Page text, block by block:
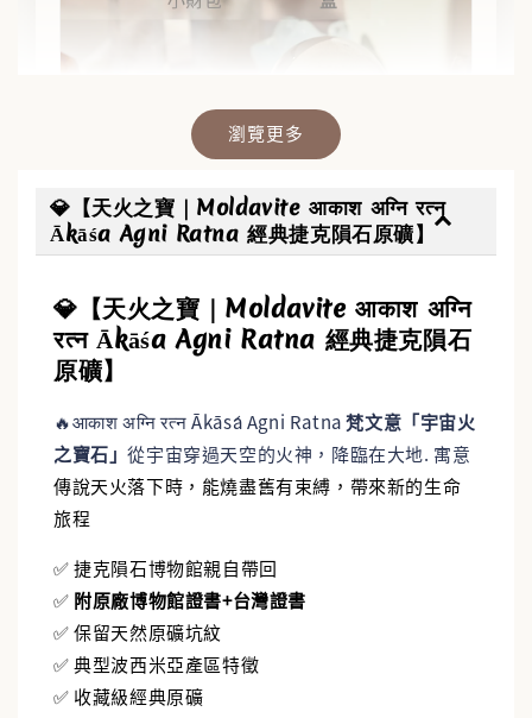
✨【水晶福袋】🔮 搶來的福袋沒中獎？水晶福
袋幫你翻盤💎能量UP💎
NT$ 488
加入購物車
瀏覽更多
💎【天火之寶｜Moldavite आकाश अग्नि रत्न
Ākāśa Agni Ratna 經典捷克隕石原礦】
💎【天火之寶｜Moldavite आकाश अग्नि
रत्न Ākāśa Agni Ratna 經典捷克隕石
原礦】
🔥आकाश अग्नि रत्न Ākāśa Agni Ratna梵文意「宇宙火
之寶石」從宇宙穿過天空的火神，降臨在大地. 寓意
傳說天火落下時，能燒盡舊有束縛，帶來新的生命
旅程
✅ 捷克隕石博物館親自帶回
✅ 附原廠博物館證書+台灣證書
✅ 保留天然原礦坑紋
✅ 典型波西米亞產區特徵
✅ 收藏級經典原礦